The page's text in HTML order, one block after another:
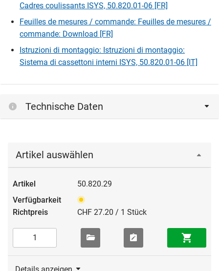
Cadres coulissants ISYS, 50.820.01-06 [FR]
Feuilles de mesures / commande: Feuilles de mesures /
commande: Download [FR]
Istruzioni di montaggio: Istruzioni di montaggio:
Sistema di cassettoni interni ISYS, 50.820.01-06 [IT]
Technische Daten
Artikel auswählen
50.820.29
CHF 27.20 / 1 Stück
Details anzeigen